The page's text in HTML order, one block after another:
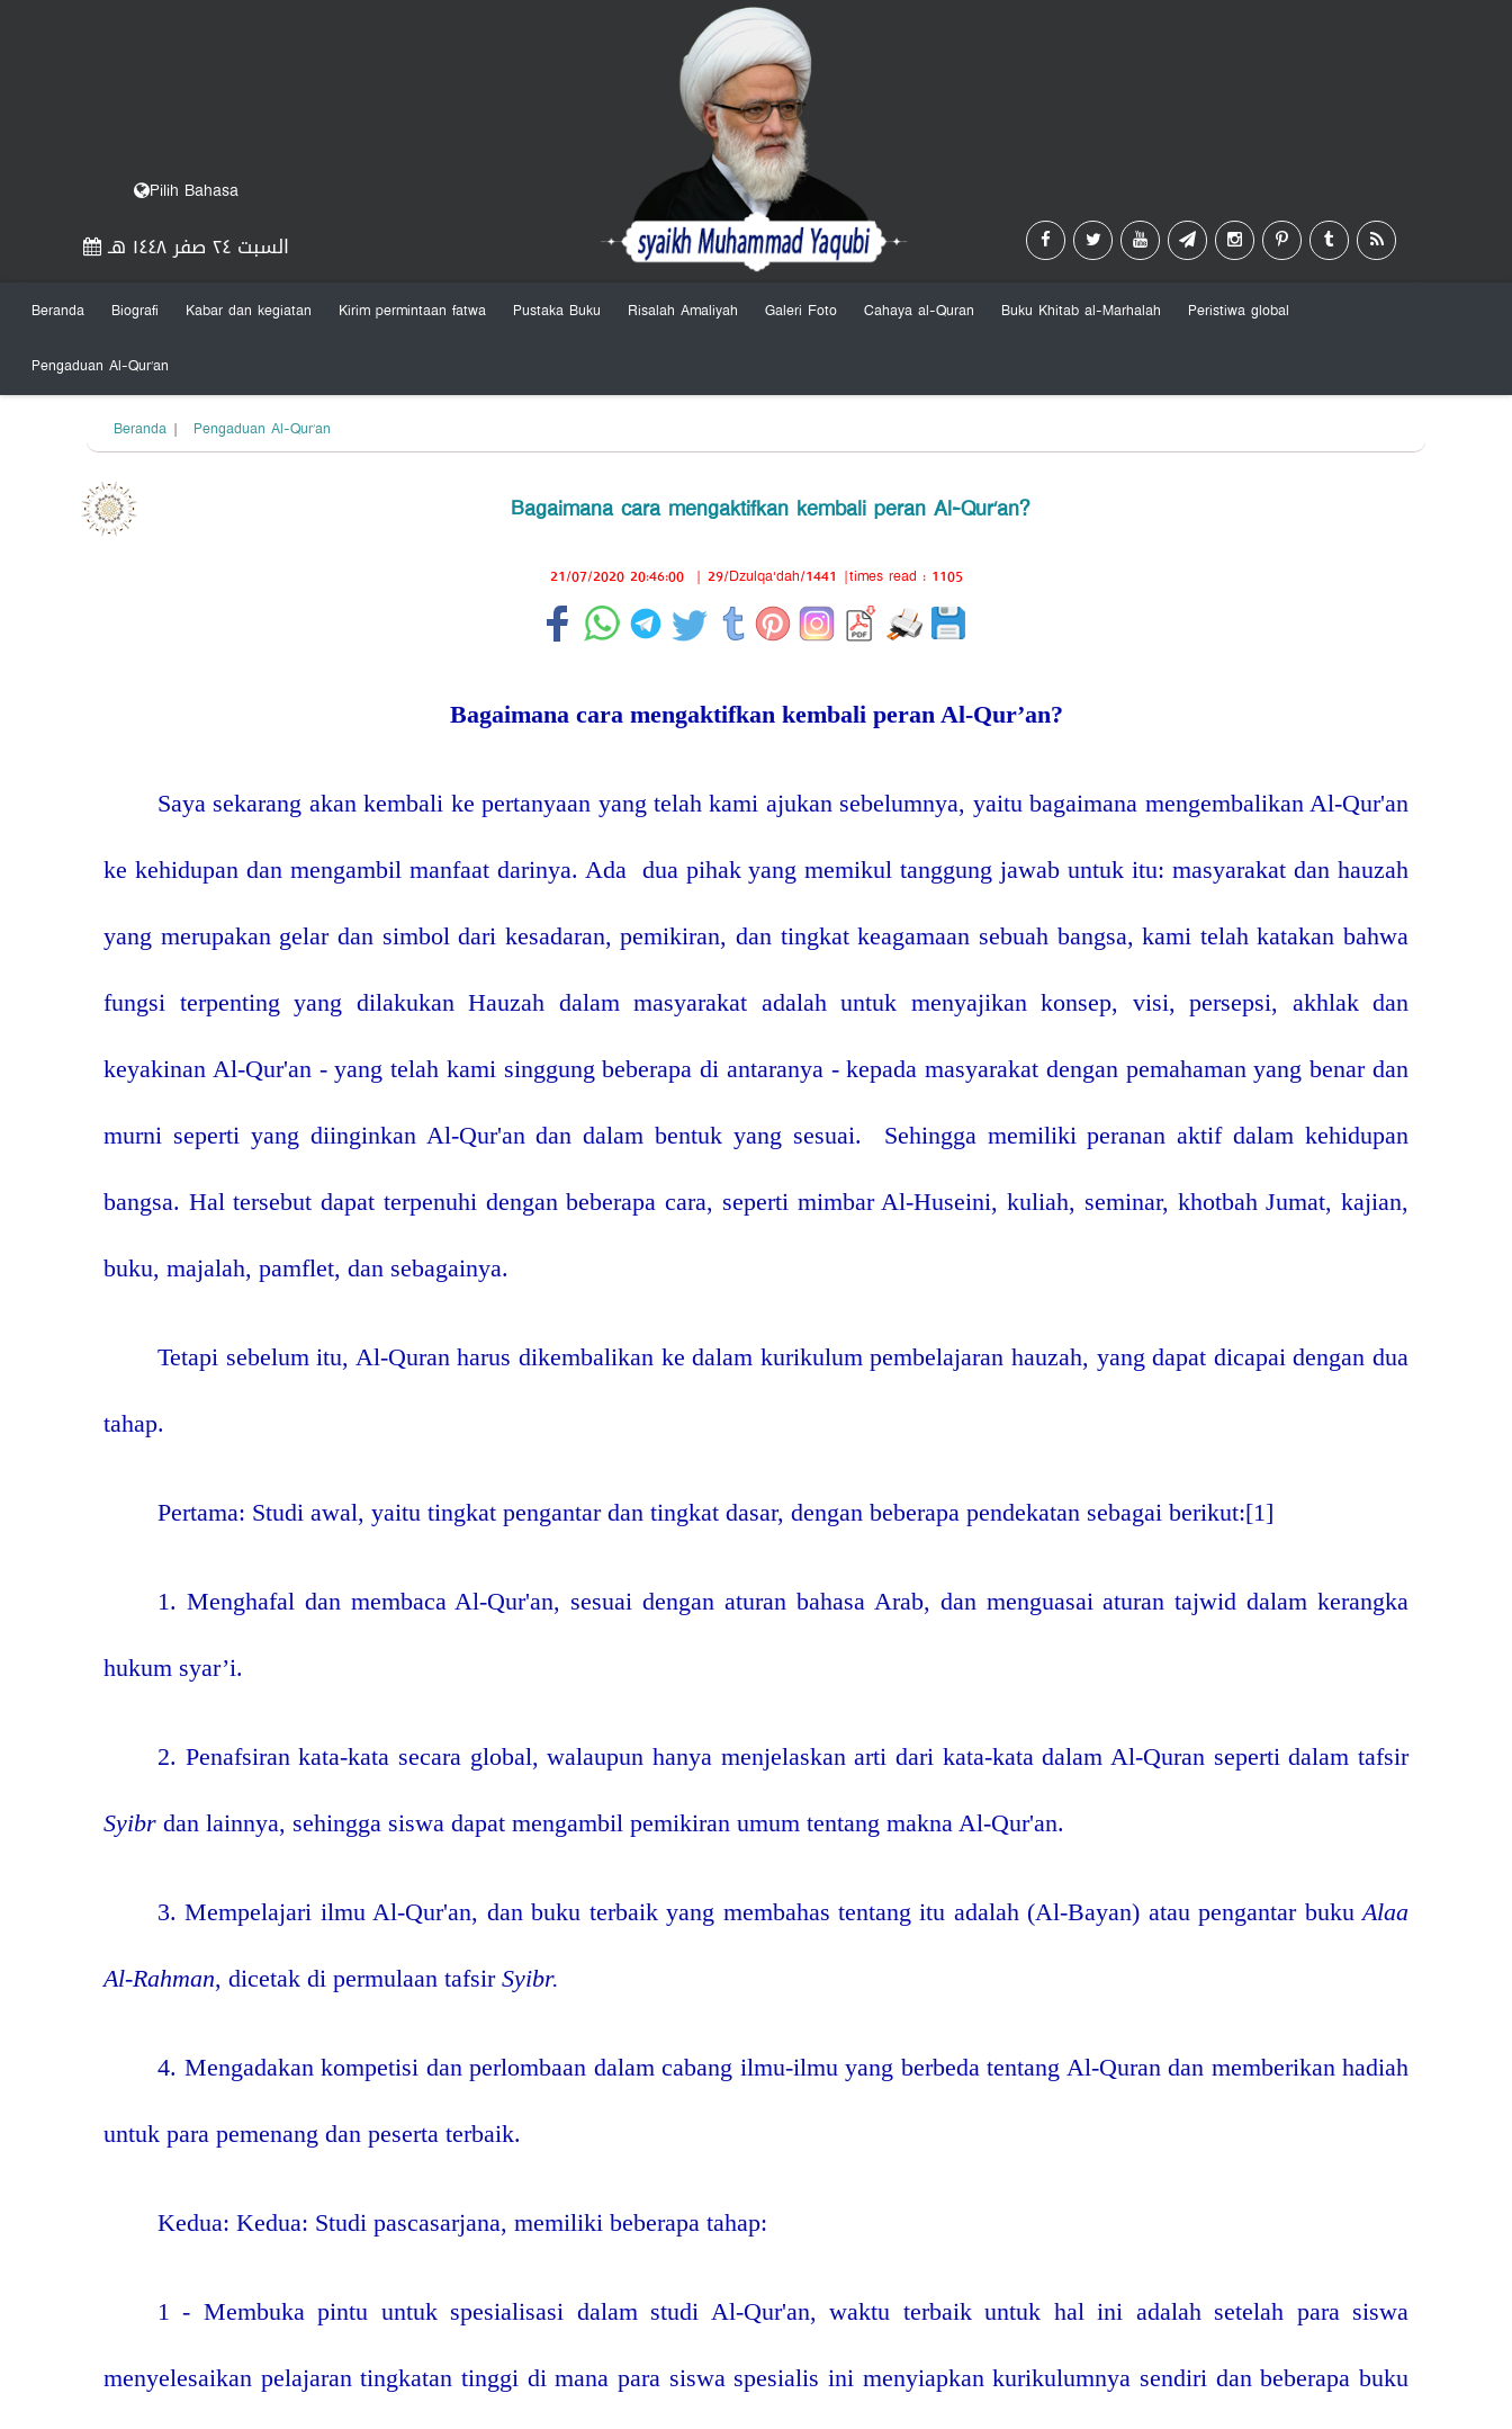
Pilih Bahasa
السبت ٢٤ صفر ١٤٤٨ هـ
Beranda Biografi Kabar dan kegiatan Kirim permintaan fatwa Pustaka Buku Risalah Amaliyah Galeri Foto Cahaya al-Quran Buku Khitab al-Marhalah
Peristiwa global
Pengaduan Al-Qur’an
Beranda | Pengaduan Al-Qur’an
Bagaimana cara mengaktifkan kembali peran Al-Qur’an?
21/07/2020 20:46:00 | 29/Dzulqa'dah/1441 |times read : 1105
Bagaimana cara mengaktifkan kembali peran Al-Qur’an?
Saya sekarang akan kembali ke pertanyaan yang telah kami ajukan sebelumnya, yaitu bagaimana mengembalikan Al-Qur'an
ke kehidupan dan mengambil manfaat darinya. Ada dua pihak yang memikul tanggung jawab untuk itu: masyarakat dan hauzah
yang merupakan gelar dan simbol dari kesadaran, pemikiran, dan tingkat keagamaan sebuah bangsa, kami telah katakan bahwa
fungsi terpenting yang dilakukan Hauzah dalam masyarakat adalah untuk menyajikan konsep, visi, persepsi, akhlak dan
keyakinan Al-Qur'an - yang telah kami singgung beberapa di antaranya - kepada masyarakat dengan pemahaman yang benar dan
murni seperti yang diinginkan Al-Qur'an dan dalam bentuk yang sesuai. Sehingga memiliki peranan aktif dalam kehidupan
bangsa. Hal tersebut dapat terpenuhi dengan beberapa cara, seperti mimbar Al-Huseini, kuliah, seminar, khotbah Jumat, kajian,
buku, majalah, pamflet, dan sebagainya.
Tetapi sebelum itu, Al-Quran harus dikembalikan ke dalam kurikulum pembelajaran hauzah, yang dapat dicapai dengan dua
tahap.
Pertama: Studi awal, yaitu tingkat pengantar dan tingkat dasar, dengan beberapa pendekatan sebagai berikut:[1]
1. Menghafal dan membaca Al-Qur'an, sesuai dengan aturan bahasa Arab, dan menguasai aturan tajwid dalam kerangka
hukum syar’i.
2. Penafsiran kata-kata secara global, walaupun hanya menjelaskan arti dari kata-kata dalam Al-Quran seperti dalam tafsir
Syibr dan lainnya, sehingga siswa dapat mengambil pemikiran umum tentang makna Al-Qur'an.
3. Mempelajari ilmu Al-Qur'an, dan buku terbaik yang membahas tentang itu adalah (Al-Bayan) atau pengantar bukuAlaa
Al-Rahman, dicetak di permulaan tafsir Syibr.
4. Mengadakan kompetisi dan perlombaan dalam cabang ilmu-ilmu yang berbeda tentang Al-Quran dan memberikan hadiah
untuk para pemenang dan peserta terbaik.
Kedua: Kedua: Studi pascasarjana, memiliki beberapa tahap:
1 - Membuka pintu untuk spesialisasi dalam studi Al-Qur'an, waktu terbaik untuk hal ini adalah setelah para siswa
menyelesaikan pelajaran tingkatan tinggi di mana para siswa spesialis ini menyiapkan kurikulumnya sendiri dan beberapa buku